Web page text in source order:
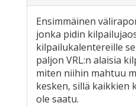
Ensimmäinen
jonka pidin
kilpailukalentereille
paljon VRL:n alaisia
miten niihin mahtuu
kesken, sillä kaikkien
ole saatu.